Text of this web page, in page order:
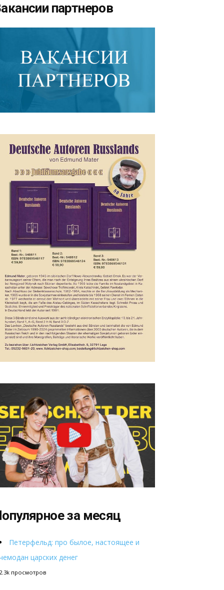
партнеров
за месяц
Петерфельд: про былое, настоящее и
царских денег
просмотров